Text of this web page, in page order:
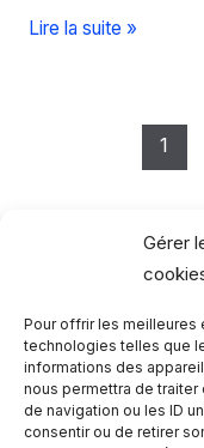
Gérer
Pour offrir les meilleures
technologies telles que
informations des
nous permettra de
de navigation ou les ID
consentir ou de retirer
SensoRied,
Lire la suite »
1
Rechercher…
R
e